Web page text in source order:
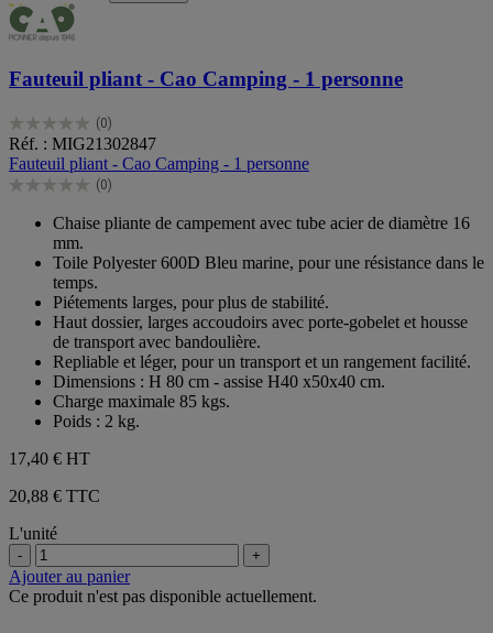
Fauteuil pliant - Cao Camping - 1 personne
(0)
0.0
sur
5
étoiles.
Réf. : MIG21302847
Fauteuil pliant - Cao Camping - 1 personne
(0)
0.0
étoiles.
Chaise pliante de campement avec tube acier de diamètre 16
mm.
Toile Polyester 600D Bleu marine, pour une résistance dans le
temps.
Piétements larges, pour plus de stabilité.
Haut dossier, larges accoudoirs avec porte-gobelet et housse
de transport avec bandoulière.
Repliable et léger, pour un transport et un rangement facilité.
Dimensions : H 80 cm - assise H40 x50x40 cm.
Charge maximale 85 kgs.
Poids : 2 kg.
17,40 € HT
20,88 € TTC
L'unité
- +
Ajouter au panier
Ce produit n'est pas disponible actuellement.